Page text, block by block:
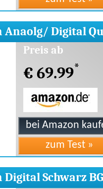
Anaolg/ Digital
Preis ab
€ 69.99*
Digital Schwarz